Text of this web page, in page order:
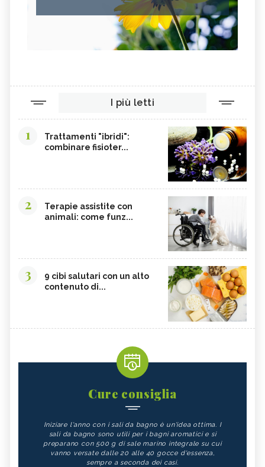
I più letti
1
Trattamenti "ibridi":
combinare fisioter...
2
Terapie assistite con
animali: come funz...
3
9 cibi salutari con un alto
contenuto di...
Cure consiglia
Iniziare l'anno con i sali da bagno è un'idea ottima. I
sali da bagno sono utili per i bagni aromatici e si
preparano con 500 g di sale marino integrale su cui
vanno versate dalle 20 alle 40 gocce d'essenza,
sempre a seconda dei casi.